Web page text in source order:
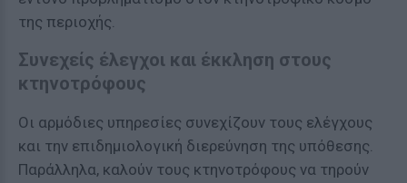
της περιοχής.
Συνεχείς έλεγχοι και έκκληση στους
κτηνοτρόφους
Οι αρμόδιες υπηρεσίες συνεχίζουν τους ελέγχους
και την επιδημιολογική διερεύνηση της υπόθεσης.
Παράλληλα, καλούν τους κτηνοτρόφους να τηρούν